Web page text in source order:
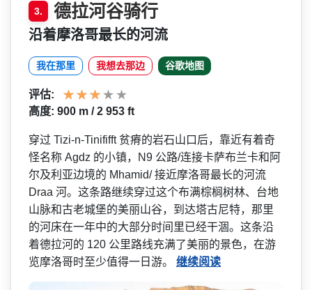
3. 德拉河谷骑行
沿着摩洛哥最长的河流
我在那里 我想去那边 谷歌地图
评估:
高度: 900 m / 2 953 ft
穿过 Tizi-n-Tinififft 贫瘠的岩石山口后，靠近有着奇
怪名称 Agdz 的小镇，N9 公路/连接卡萨布兰卡和阿
尔及利亚边境的 Mhamid/ 接近摩洛哥最长的河流
Draa 河。这条路继续穿过这个布满­棕榈树林、台地
山脉和古老城堡的美丽山谷，到达塔古­尼特，那里
的河床在一年中的大部分时间里已经干涸。­这条沿
着德拉河的 120 公里路线充满了美丽的景色，­在游
览摩洛哥时至少值得一日游。 继续阅读